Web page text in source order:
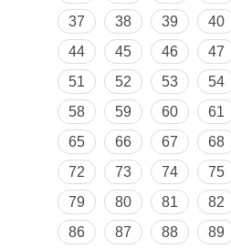
37
38 39 40
44
45 46 47
51
52 53 54
58
59 60 61
65
66 67 68
72
73 74 75
79
80 81 82
86
87 88 89